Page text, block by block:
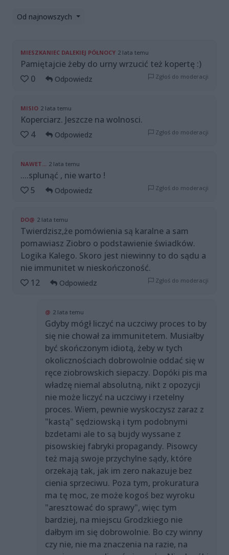
Od najnowszych
MIESZKANIEC DALEKIEJ PÓŁNOCY 2 lata temu
Pamiętajcie żeby do urny wrzucić też kopertę :)
0
Odpowiedz Zgłoś do moderacji
MISIO 2 lata temu
Koperciarz. Jeszcze na wolnosci.
4
Odpowiedz Zgłoś do moderacji
NAWET... 2 lata temu
....splunąć , nie warto !
5
Odpowiedz Zgłoś do moderacji
DO@ 2 lata temu
Twierdzisz,że pomówienia są karalne a sam
pomawiasz Ziobro o podstawienie świadków.
Logika Kalego. Skoro jest niewinny to do sądu a
nie immunitet w nieskończoność.
12
Odpowiedz Zgłoś do moderacji
@ 2 lata temu
Gdyby mógł liczyć na uczciwy proces to by
się nie chował za immunitetem. Musiałby
być skończonym idiotą, żeby w tych
okolicznościach dobrowolnie oddać się w
ręce ziobrowskich siepaczy. Dopóki pis ma
władzę niemal absolutną, nikt z opozycji
nie może liczyć na uczciwy i rzetelny
proces. Wiem, pewnie wyskoczysz zaraz z
"kastą" sędziowską i tym podobnymi
bzdetami ale to są bujdy wyssane z
pisowskiej fabryki propagandy. Pisowcy
też mają swoje przychylne sądy, które
orzekają tak, jak im zero nakazuje bez
cienia sprzeciwu. Poza tym, prokuratura
ma tę moc, ze może kogoś bez wyroku
"aresztować do sprawy", więc tym
bardziej, na miejscu Grodzkiego nie
dałbym im się dobrowolnie. Bo czy winny
czy nie, nie ma znaczenia na razie, na